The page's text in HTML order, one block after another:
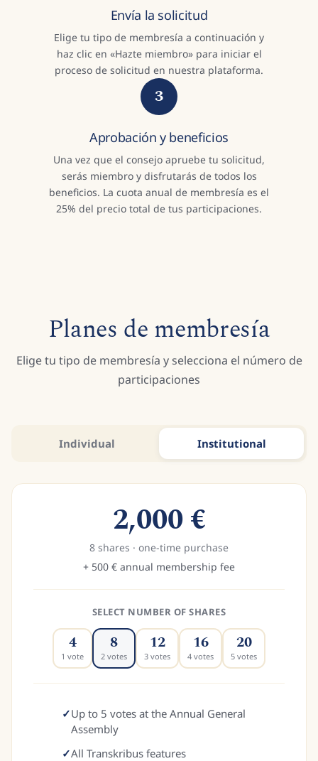
Envía la solicitud
Elige tu tipo de membresía a continuación y
haz clic en «Hazte miembro» para iniciar el
proceso de solicitud en nuestra plataforma.
3
Aprobación y beneficios
Una vez que el consejo apruebe tu solicitud,
serás miembro y disfrutarás de todos los
beneficios. La cuota anual de membresía es el
25% del precio total de tus participaciones.
Planes de membresía
Elige tu tipo de membresía y selecciona el número de
participaciones
Individual Institutional
2,000€
8 shares · one-time purchase
+ 500 € annual membership fee
SELECT NUMBER OF SHARES
4
1 vote
8
2 votes
12
3 votes
16
4 votes
20
5 votes
✓Up to 5 votes at the Annual General
Assembly
✓All Transkribus features